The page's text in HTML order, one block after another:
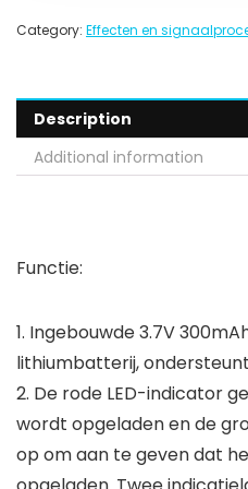
Category: Effecten en
Description
Additional information
Functie:
1. Ingebouwde 3.7V
lithiumbatterij,
2. De rode LED-indicator
wordt opgeladen en de
op om aan te geven dat